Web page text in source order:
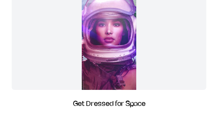
Get Dressed for Space